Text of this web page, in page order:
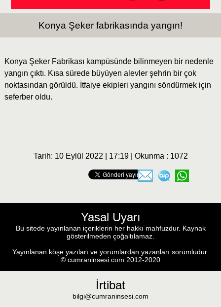
Konya Şeker fabrikasında yangın!
Konya Şeker Fabrikası kampüsünde bilinmeyen bir nedenle
yangın çıktı. Kısa sürede büyüyen alevler şehrin bir çok
noktasından görüldü. İtfaiye ekipleri yangını söndürmek için
seferber oldu.
Tarih: 10 Eylül 2022 | 17:19 | Okunma : 1072
Yasal Uyarı
Bu sitede yayınlanan içeriklerin her hakkı mahfuzdur. Kaynak
gösterilmeden çoğaltılamaz.
Yayınlanan köşe yazıları ve yorumlardan yazanları sorumludur.
© cumraninsesi.com 2012-2020
İrtibat
bilgi@cumraninsesi.com